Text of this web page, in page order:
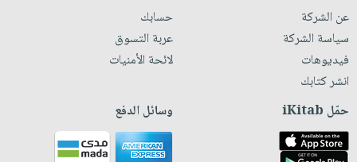
عن الشركة
سياسة الشركة
فيديوهات
انشر كتابك
حسابك
عربة التسوق
لائحة الأمنيات
حمّل iKitab وسائل الدفع